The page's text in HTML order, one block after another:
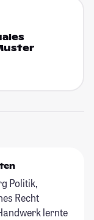
Politik,
Recht
lernte